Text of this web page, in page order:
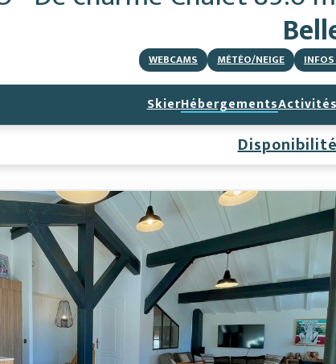
WEBCAMS MÉTÉO/NEIGE
SkierHébergements